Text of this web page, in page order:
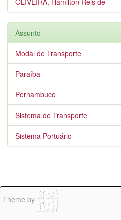
Assunto
Modal de Transporte
Paraíba
Pernambuco
Sistema de Transporte
Sistema Portuário
Theme by